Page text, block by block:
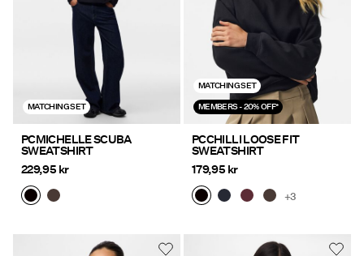
MATCHING SET
PCMICHELLE SCUBA
SWEATSHIRT
229,95 kr
MATCHING SET
MEMBERS - 20% OFF*
PCCHILLI LOOSE FIT
SWEATSHIRT
179,95 kr
+3